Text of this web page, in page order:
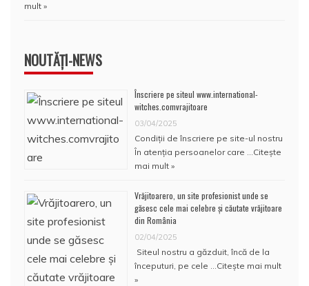
mult »
NOUTĂȚI-NEWS
Înscriere pe siteul www.international-
witches.comvrajitoare
03/04/2025
Condiţii de înscriere pe site-ul nostru
În atenţia persoanelor care …Citește
mai mult »
Vrăjitoarero, un site profesionist unde se
găsesc cele mai celebre și căutate vrăjitoare
din România
02/04/2025
Siteul nostru a găzduit, încă de la
începuturi, pe cele …Citește mai mult
»